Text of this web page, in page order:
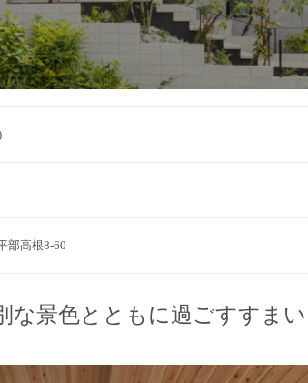
部高根8-60
な景色とともに過ごすすまい